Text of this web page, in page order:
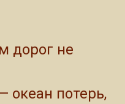
дорог не
океан потерь,